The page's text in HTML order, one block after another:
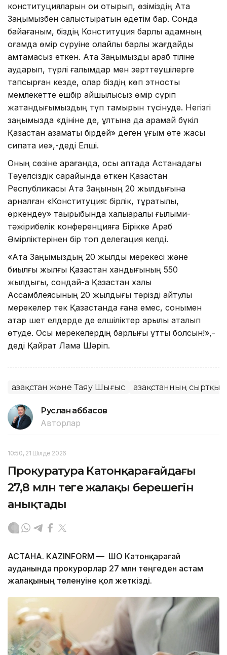
конституцияларын оқи отырып, өзіміздің Ата
Заңымызбен салыстыратын әдетім бар. Сонда
байқағаным, біздің Конституция барлық адамның
қоғамда өмір сүруіне қолайлы барлық жағдайды
қамтамасыз еткен. Ата Заңымызды араб тіліне
аударып, түрлі ғалымдар мен зерттеушілерге
тапсырған кезде, олар біздің көп этносты
мемлекетте ешбір қайшылықсыз өмір сүріп
жатқандығымыздың түп тамырын түсінуде. Негізгі
заңымызда «дініне де, ұлтына да қарамай бүкіл
Қазақстан азаматы бірдей» деген ұғым өте жақсы
сипатқа ие»,-деді Елші.
Оның сөзіне қарағанда, осы аптада Астанадағы
Тәуелсіздік сарайында өткен Қазақстан
Республикасы Ата Заңының 20 жылдығына
арналған «Конституция: бірлік, тұрақтылық,
өркендеу» тақырыбында халықаралық ғылыми-
тәжірибелік конференцияға Бірікке Араб
Әмірліктерінен бір топ делегация келді.
«Ата Заңымыздың 20 жылдық мерекесі және
биылғы жылғы Қазақстан хандығының 550
жылдығы, сондай-ақ Қазақстан халқы
Ассамблеясының 20 жылдығы тәрізді айтулы
мерекелер тек Қазақстанда ғана емес, сонымен
қатар шет елдерде де елшіліктер арқылы аталып
өтуде. Осы мерекелердің барлығы құтты болсын!»,-
деді Қайрат Лама Шәріп.
Қазақстан және Таяу Шығыс Қазақстанның сыртқы
Руслан Ғаббасов
Авторлар
10:50, 21 Шілде 2026
Прокуратура Катонқарағайдағы
27,8 млн теңге жалақы берешегін
анықтады
АСТАНА. KAZINFORM — ШҚО Катонқарағай
ауданында прокурорлар 27 млн теңгеден астам
жалақының төленуіне қол жеткізді.